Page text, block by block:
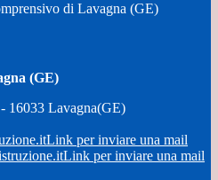
di Lavagna (GE)
(GE)
16033 Lavagna(GE)
Link per inviare una mail
Link per inviare una mail